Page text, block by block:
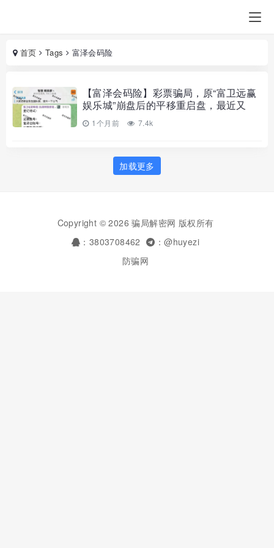
首页 Tags 富泽会码险
【富泽会码险】彩票骗局，原“富卫远赢
娱乐城”崩盘后的平移重启盘，最近又
1个月前 7.4k
加载更多
Copyright © 2026 骗局解密网 版权所有
：3803708462
：@huyezi
防骗网